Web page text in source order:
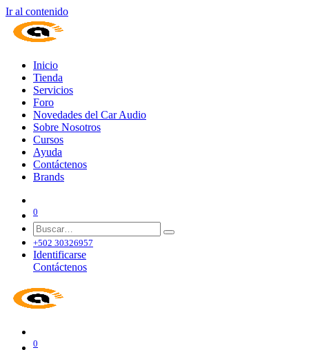
Ir al contenido
Inicio
Tienda
Servicios
Foro
Novedades del Car Audio
Sobre Nosotros
Cursos
Ayuda
Contáctenos
Brands
0
+502 30326957
Identificarse
Contáctenos
0